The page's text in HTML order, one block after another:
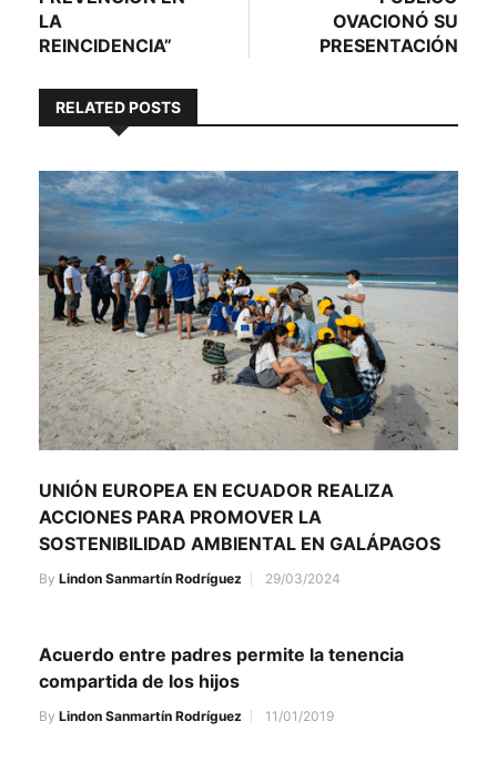
LA
REINCIDENCIA”
OVACIONÓ SU
PRESENTACIÓN
RELATED POSTS
UNIÓN EUROPEA EN ECUADOR REALIZA
ACCIONES PARA PROMOVER LA
SOSTENIBILIDAD AMBIENTAL EN GALÁPAGOS
By Lindon Sanmartín Rodríguez 29/03/2024
Acuerdo entre padres permite la tenencia
compartida de los hijos
By Lindon Sanmartín Rodríguez 11/01/2019